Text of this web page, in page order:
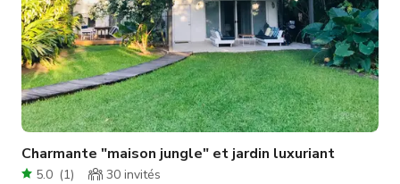
Charmante "maison jungle" et jardin luxuriant
5.0 (1) 30 invités